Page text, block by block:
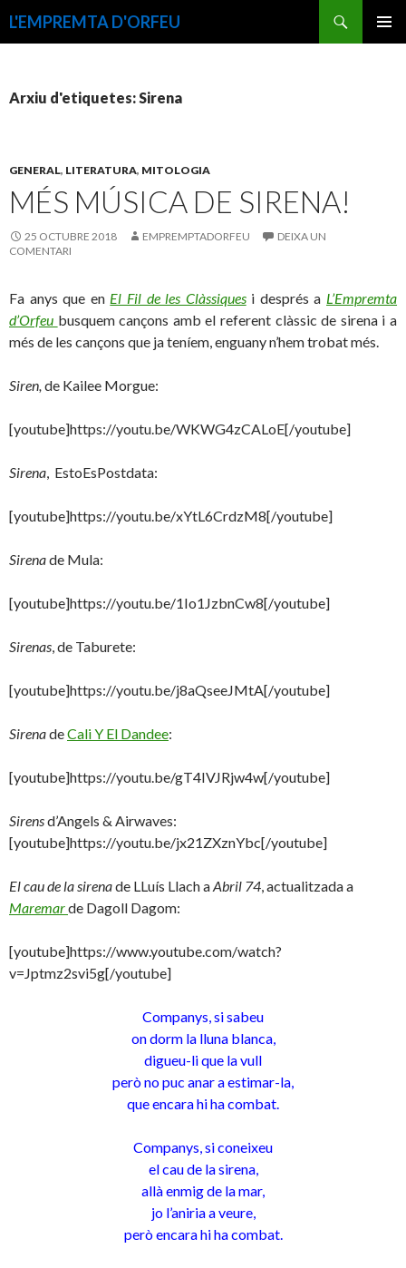
L'EMPREMTA D'ORFEU
Arxiu d'etiquetes: Sirena
GENERAL, LITERATURA, MITOLOGIA
MÉS MÚSICA DE SIRENA!
25 OCTUBRE 2018 EMPREMPTADORFEU
DEIXA UN
COMENTARI
Fa anys que en El Fil de les Clàssiquesi després a L’Empremta
d’Orfeu busquem cançons amb el referent clàssic de sirena i a
més de les cançons que ja teníem, enguany n’hem trobat més.
Siren, de Kailee Morgue:
[youtube]https://youtu.be/WKWG4zCALoE[/youtube]
Sirena, EstoEsPostdata:
[youtube]https://youtu.be/xYtL6CrdzM8[/youtube]
Sirenade Mula:
[youtube]https://youtu.be/1Io1JzbnCw8[/youtube]
Sirenas, de Taburete:
[youtube]https://youtu.be/j8aQseeJMtA[/youtube]
SirenadeCali Y El Dandee:
[youtube]https://youtu.be/gT4IVJRjw4w[/youtube]
Sirensd’Angels & Airwaves:
[youtube]https://youtu.be/jx21ZXznYbc[/youtube]
El cau de la sirenade LLuís Llach aAbril 74, actualitzada a
Maremarde Dagoll Dagom:
[youtube]https://www.youtube.com/watch?
v=Jptmz2svi5g[/youtube]
Companys, si sabeu
on dorm la lluna blanca,
digueu-li que la vull
però no puc anar a estimar-la,
que encara hi ha combat.
Companys, si coneixeu
el cau de la sirena,
allà enmig de la mar,
jo l’aniria a veure,
però encara hi ha combat.